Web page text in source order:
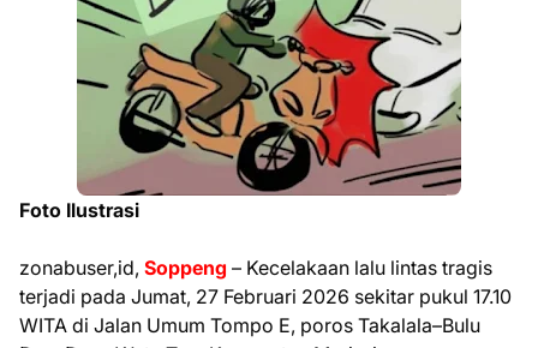
Foto Ilustrasi
zonabuser,id, Soppeng – Kecelakaan lalu lintas tragis
terjadi pada Jumat, 27 Februari 2026 sekitar pukul 17.10
WITA di Jalan Umum Tompo E, poros Takalala–Bulu